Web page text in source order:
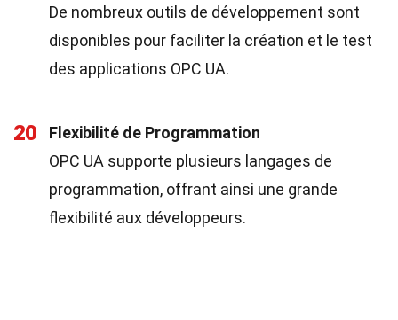
De nombreux outils de développement sont
disponibles pour faciliter la création et le test
des applications OPC UA.
20
Flexibilité de Programmation
OPC UA supporte plusieurs langages de
programmation, offrant ainsi une grande
flexibilité aux développeurs.